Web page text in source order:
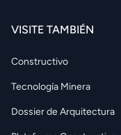
VISITE TAMBIÉN
Constructivo
Tecnología Minera
Dossier de Arquitectura